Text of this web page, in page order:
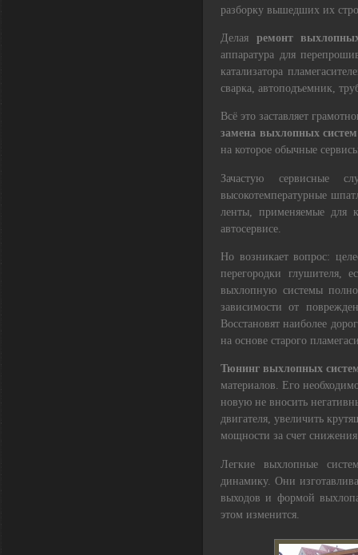
разборку вышедших их
Делая ремонт
аппаратура для
катализатора
сварка, автоподъемник,
Всё это заставляет
замена выхлопных систем
на которое обычные
Зачастую сервисные
высокотемпературные
ленты, применяемые для
автосервисе.
Но возникает вопрос:
перегородки
выхлопную системы
зависимости от
Восстановят наиболее
на основе старого
Тюнинг выхлопных
материалов. Его
новую не вносить
двигателя, увеличить
мощности за счет
Легкие выхлопные
динамику. Они
выходов и формой
этом изменится.